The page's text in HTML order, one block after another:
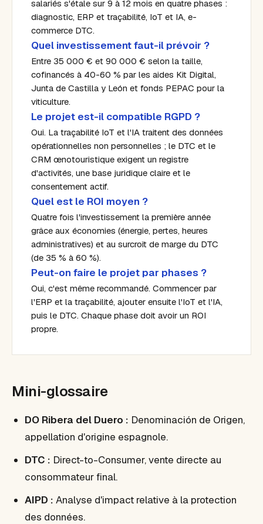
salariés s'étale sur 9 à 12 mois en quatre phases :
diagnostic, ERP et traçabilité, IoT et IA, e-
commerce DTC.
Quel investissement faut-il prévoir ?
Entre 35 000 € et 90 000 € selon la taille,
cofinancés à 40-60 % par les aides Kit Digital,
Junta de Castilla y León et fonds PEPAC pour la
viticulture.
Le projet est-il compatible RGPD ?
Oui. La traçabilité IoT et l'IA traitent des données
opérationnelles non personnelles ; le DTC et le
CRM œnotouristique exigent un registre
d'activités, une base juridique claire et le
consentement actif.
Quel est le ROI moyen ?
Quatre fois l'investissement la première année
grâce aux économies (énergie, pertes, heures
administratives) et au surcroît de marge du DTC
(de 35 % à 60 %).
Peut-on faire le projet par phases ?
Oui, c'est même recommandé. Commencer par
l'ERP et la traçabilité, ajouter ensuite l'IoT et l'IA,
puis le DTC. Chaque phase doit avoir un ROI
propre.
Mini-glossaire
DO Ribera del Duero : Denominación de Origen,
appellation d'origine espagnole.
DTC : Direct-to-Consumer, vente directe au
consommateur final.
AIPD : Analyse d'impact relative à la protection
des données.